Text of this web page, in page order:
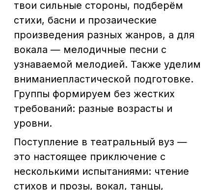
Поступление в театральный вуз —
это настоящее приключение с
несколькими испытаниями: чтение
стихов и прозы, вокал, танцы,
собеседование. Многие абитуриенты
нервничают из-за незнания тонкостей
и как лучше себя проявить, боятся
ошибок в программе или просто не
понимают, с чего начать. Мы
разберём все по полочкам, чтобы ты
шёл на прослушивания с улыбкой и
уверенностью. Курс стартует в
для подготовки к летним экзаменам.
Здесь тебя ждёт дружеская
атмосфера, где творческие души